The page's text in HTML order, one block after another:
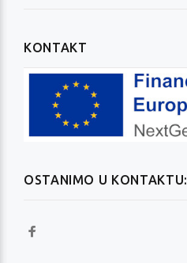
OSTANIMO U KONTAKTU:
KONTAKT